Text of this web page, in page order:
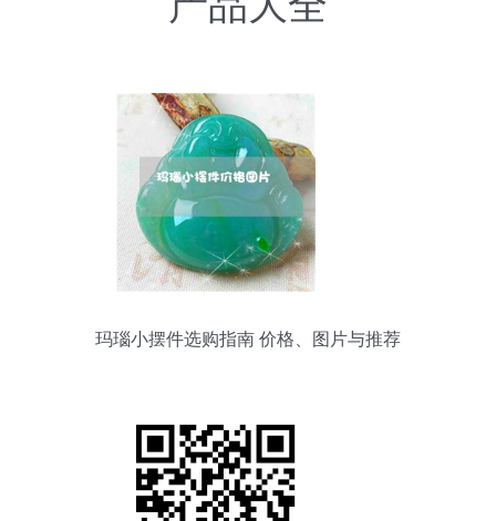
玛瑙小摆件选购指南 价格、图片与推荐